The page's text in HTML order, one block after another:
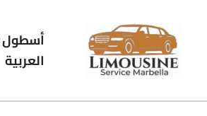
المحتوى
أسطول
العربية